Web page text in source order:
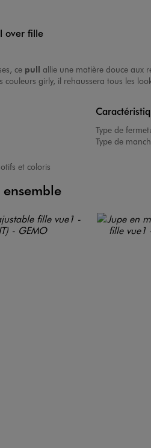
over fille
ce pull allie une matière douce aux
couleurs girly, il rehaussera tous les
et coloris
Type de
Type de